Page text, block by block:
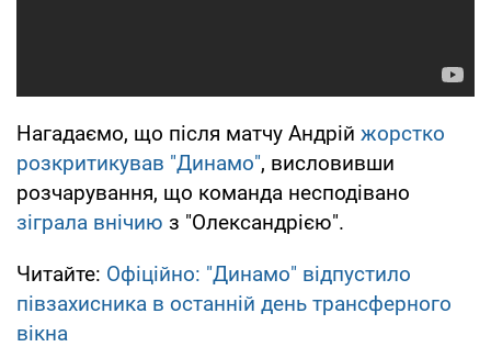
Нагадаємо, що після матчу Андрій жорстко
розкритикував "Динамо", висловивши
розчарування, що команда несподівано
зіграла внічию з "Олександрією".
Читайте: Офіційно: "Динамо" відпустило
півзахисника в останній день трансферного
вікна